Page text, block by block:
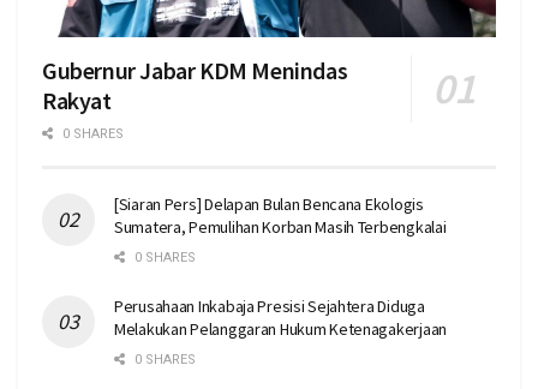
Gubernur Jabar KDM Menindas
Rakyat
0 SHARES
[Siaran Pers] Delapan Bulan Bencana Ekologis
Sumatera, Pemulihan Korban Masih Terbengkalai
0 SHARES
Perusahaan Inkabaja Presisi Sejahtera Diduga
Melakukan Pelanggaran Hukum Ketenagakerjaan
0 SHARES